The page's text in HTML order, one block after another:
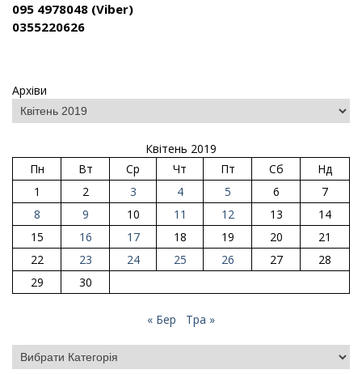
095 4978048 (Viber)
0355220626
Архіви
Квітень 2019
Пн
Вт Ср Чт Пт Сб
Нд
1
2 3 4 5 6
7
8
9 10 11 12 13
14
15
16 17 18 19 20
21
22
23 24 25 26 27
28
29
30
« Бер Тра »
Категорії